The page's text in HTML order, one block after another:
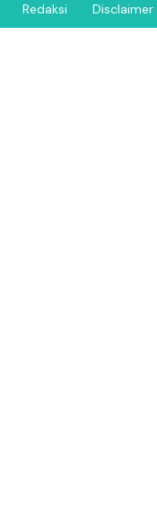
Redaksi Disclaimer